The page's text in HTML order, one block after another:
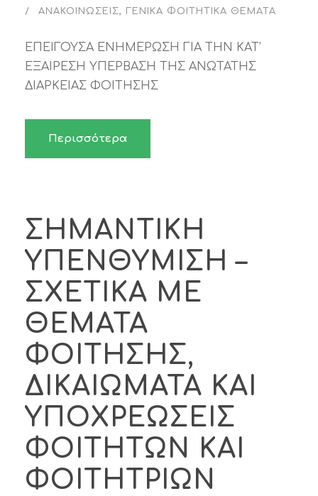
ΑΝΑΚΟΙΝΏΣΕΙΣ, ΓΕΝΙΚΆ ΦΟΙΤΗΤΙΚΆ ΘΈΜΑΤΑ
ΕΠΕΙΓΟΥΣΑ ΕΝΗΜΕΡΩΣΗ ΓΙΑ ΤΗΝ ΚΑΤ’
ΕΞΑΙΡΕΣΗ ΥΠΕΡΒΑΣΗ ΤΗΣ ΑΝΩΤΑΤΗΣ
ΔΙΑΡΚΕΙΑΣ ΦΟΙΤΗΣΗΣ
Περισσότερα
ΣΗΜΑΝΤΙΚΗ
ΥΠΕΝΘΥΜΙΣΗ –
ΣΧΕΤΙΚΑ ΜΕ
ΘΕΜΑΤΑ
ΦΟΙΤΗΣΗΣ,
ΔΙΚΑΙΩΜΑΤΑ ΚΑΙ
ΥΠΟΧΡΕΩΣΕΙΣ
ΦΟΙΤΗΤΩΝ ΚΑΙ
ΦΟΙΤΗΤΡΙΩΝ